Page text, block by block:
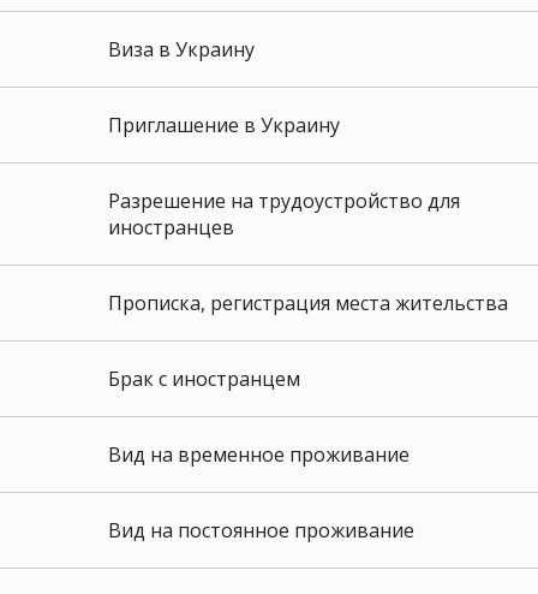
Виза в Украину
Приглашение в Украину
Разрешение на трудоустройство для
иностранцев
Прописка, регистрация места жительства
Брак с иностранцем
Вид на временное проживание
Вид на постоянное проживание